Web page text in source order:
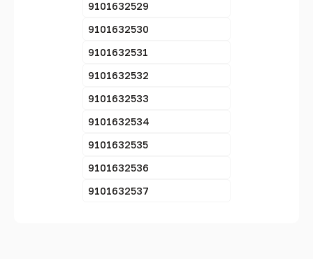
9101632529
9101632530
9101632531
9101632532
9101632533
9101632534
9101632535
9101632536
9101632537